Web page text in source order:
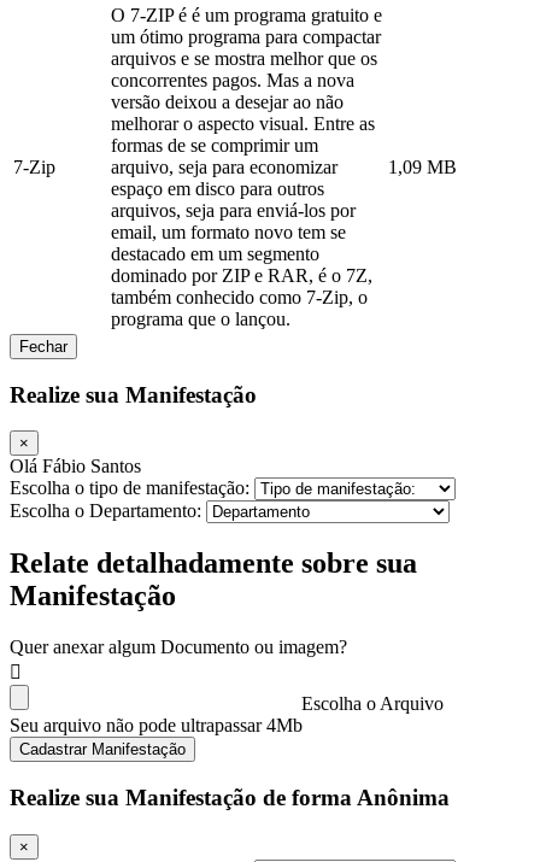
7-Zip
O 7-ZIP é é um programa gratuito e
um ótimo programa para compactar
arquivos e se mostra melhor que os
concorrentes pagos. Mas a nova
versão deixou a desejar ao não
melhorar o aspecto visual. Entre as
formas de se comprimir um
arquivo, seja para economizar
espaço em disco para outros
arquivos, seja para enviá-los por
email, um formato novo tem se
destacado em um segmento
dominado por ZIP e RAR, é o 7Z,
também conhecido como 7-Zip, o
programa que o lançou.
1,09 MB
Fechar
Realize sua Manifestação
×
Olá Fábio Santos
Escolha o tipo de manifestação:
Escolha o Departamento:
Relate detalhadamente sobre sua
Manifestação
Quer anexar algum Documento ou imagem?
Escolha o Arquivo
Seu arquivo não pode ultrapassar 4Mb
Cadastrar Manifestação
Realize sua Manifestação de forma Anônima
×